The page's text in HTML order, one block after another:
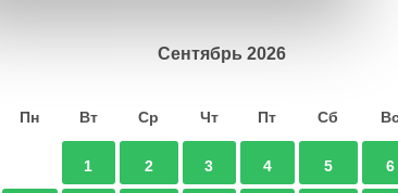
Сентябрь 2026
Пн Вт Ср Чт Пт Сб
1 2 3 4 5 6